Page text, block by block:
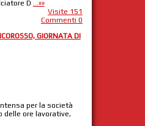
D ...»»
Visite 151
Commenti 0
GIORNATA DI
per la società
delle ore lavorative,